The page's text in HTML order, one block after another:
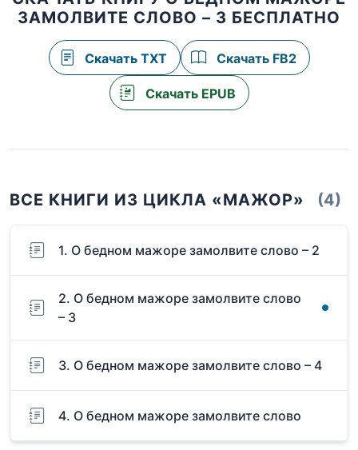
ЗАМОЛВИТЕ СЛОВО – 3 БЕСПЛАТНО
Скачать TXT Скачать FB2
Скачать EPUB
ВСЕ КНИГИ ИЗ ЦИКЛА «МАЖОР» (4)
1. О бедном мажоре замолвите слово – 2
2. О бедном мажоре замолвите слово
– 3
3. О бедном мажоре замолвите слово – 4
4. О бедном мажоре замолвите слово